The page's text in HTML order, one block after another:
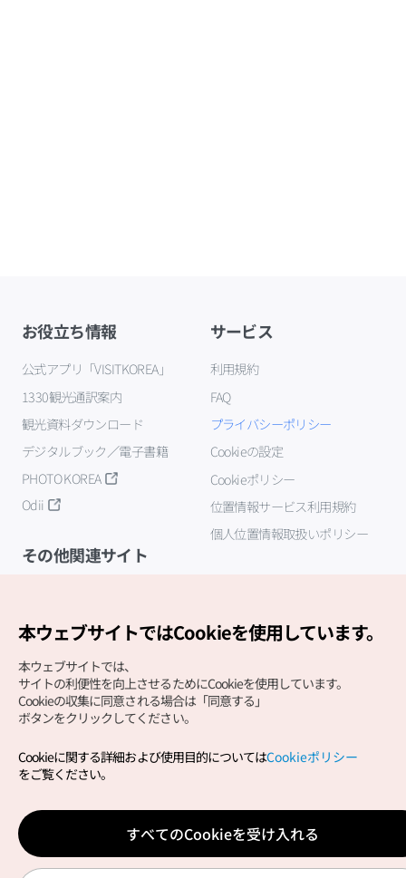
お役立ち情報
公式アプリ「VISITKOREA」
1330観光通訳案内
観光資料ダウンロード
デジタルブック／電子書籍
PHOTO KOREA
Odii
サービス
利用規約
FAQ
プライバシーポリシー
Cookieの設定
Cookieポリシー
位置情報サービス利用規約
個人位置情報取扱いポリシー
その他関連サイト
Copyright (c) Korea Tourism Organization All Rights
サイトエラー報告公式メール
japanese@knto.or.kr
本ウェブサイトではCookieを使用しています。
本ウェブサイトでは、
サイトの利便性を向上させるためにCookieを使用しています。
Cookieの収集に同意される場合は「同意する」
ボタンをクリックしてください。
Cookieに関する詳細および使用目的についてはCookieポリシー
をご覧ください。
すべてのCookieを受け入れる